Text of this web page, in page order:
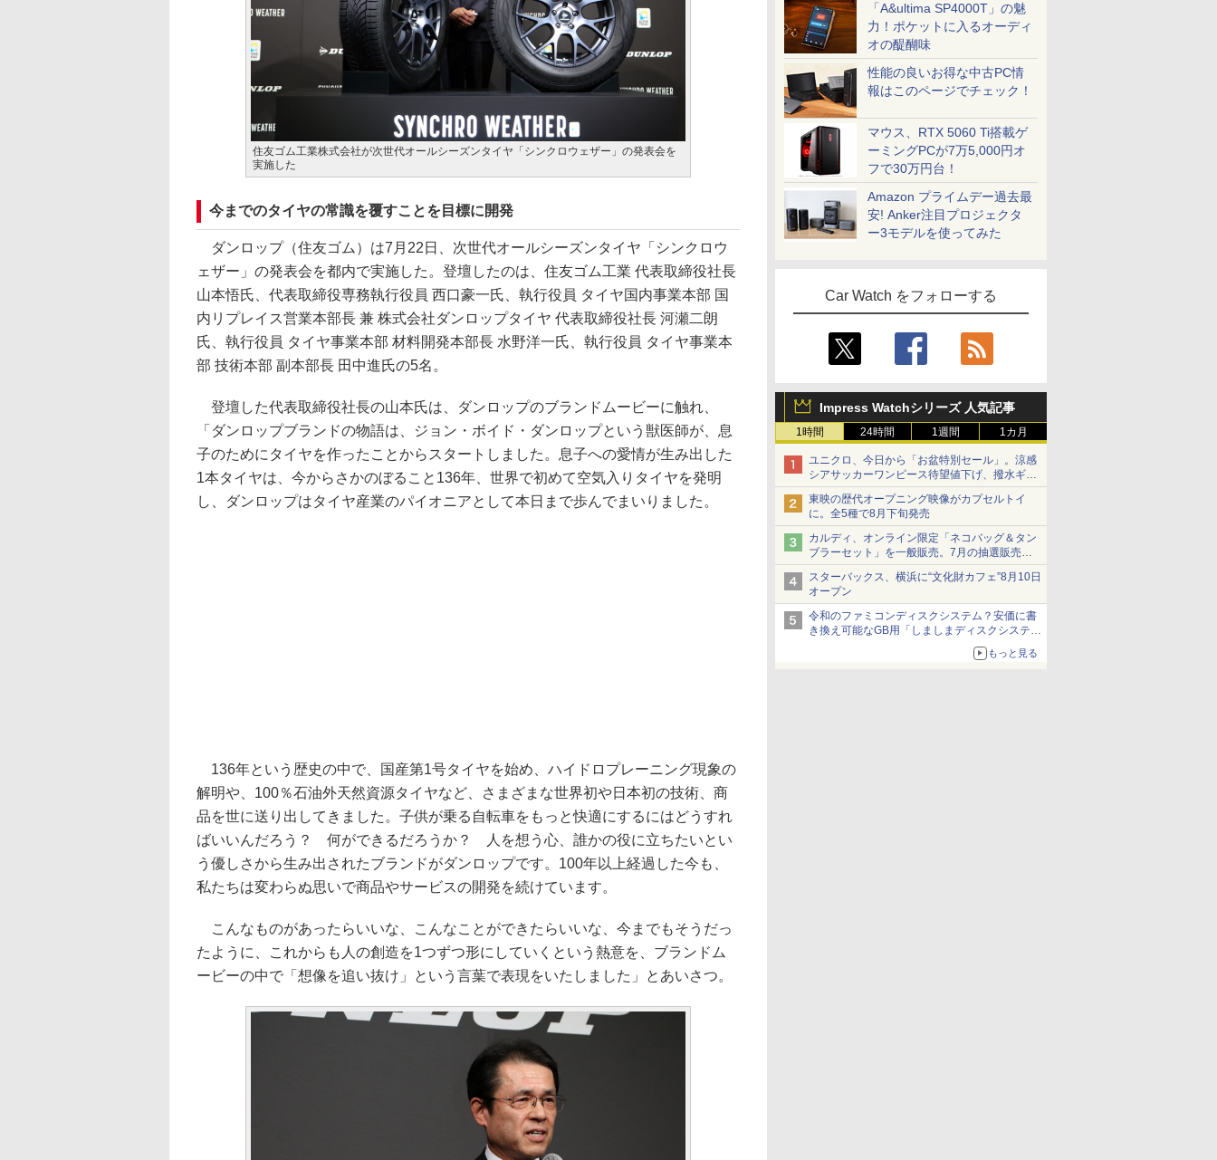
「A&ultima SP4000T」の魅
力！ポケットに入るオーディ
オの醍醐味
性能の良いお得な中古PC情
報はこのページでチェック！
マウス、RTX 5060 Ti搭載ゲ
ーミングPCが7万5,000円オ
フで30万円台！
Amazon プライムデー過去最
安! Anker注目プロジェクタ
ー3モデルを使ってみた
Car Watch をフォローする
Impress Watchシリーズ 人気記事
1時間 24時間 1週間 1カ月
ユニクロ、今日から「お盆特別セール」。涼感
シアサッカーワンピース待望値下げ、撥水ギア
ショーツは1990円に
東映の歴代オープニング映像がカプセルトイ
に。全5種で8月下旬発売
カルディ、オンライン限定「ネコバッグ＆タン
ブラーセット」を一般販売。7月の抽選販売の
当選無効分
スターバックス、横浜に“文化財カフェ”8月10日
オープン
令和のファミコンディスクシステム？安価に書
き換え可能なGB用「しましまディスクシステ
もっと見る
住友ゴム工業株式会社が次世代オールシーズンタイヤ「シンクロウェザー」の発表会を
実施した
今までのタイヤの常識を覆すことを目標に開発
ダンロップ（住友ゴム）は7月22日、次世代オールシーズンタイヤ「シンクロウ
ェザー」の発表会を都内で実施した。登壇したのは、住友ゴム工業 代表取締役社長
山本悟氏、代表取締役専務執行役員 西口豪一氏、執行役員 タイヤ国内事業本部 国
内リプレイス営業本部長 兼 株式会社ダンロップタイヤ 代表取締役社長 河瀬二朗
氏、執行役員 タイヤ事業本部 材料開発本部長 水野洋一氏、執行役員 タイヤ事業本
部 技術本部 副本部長 田中進氏の5名。
登壇した代表取締役社長の山本氏は、ダンロップのブランドムービーに触れ、
「ダンロップブランドの物語は、ジョン・ボイド・ダンロップという獣医師が、息
子のためにタイヤを作ったことからスタートしました。息子への愛情が生み出した
1本タイヤは、今からさかのぼること136年、世界で初めて空気入りタイヤを発明
し、ダンロップはタイヤ産業のパイオニアとして本日まで歩んでまいりました。
136年という歴史の中で、国産第1号タイヤを始め、ハイドロプレーニング現象の
解明や、100％石油外天然資源タイヤなど、さまざまな世界初や日本初の技術、商
品を世に送り出してきました。子供が乗る自転車をもっと快適にするにはどうすれ
ばいいんだろう？ 何ができるだろうか？ 人を想う心、誰かの役に立ちたいとい
う優しさから生み出されたブランドがダンロップです。100年以上経過した今も、
私たちは変わらぬ思いで商品やサービスの開発を続けています。
こんなものがあったらいいな、こんなことができたらいいな、今までもそうだっ
たように、これからも人の創造を1つずつ形にしていくという熱意を、ブランドム
ービーの中で「想像を追い抜け」という言葉で表現をいたしました」とあいさつ。